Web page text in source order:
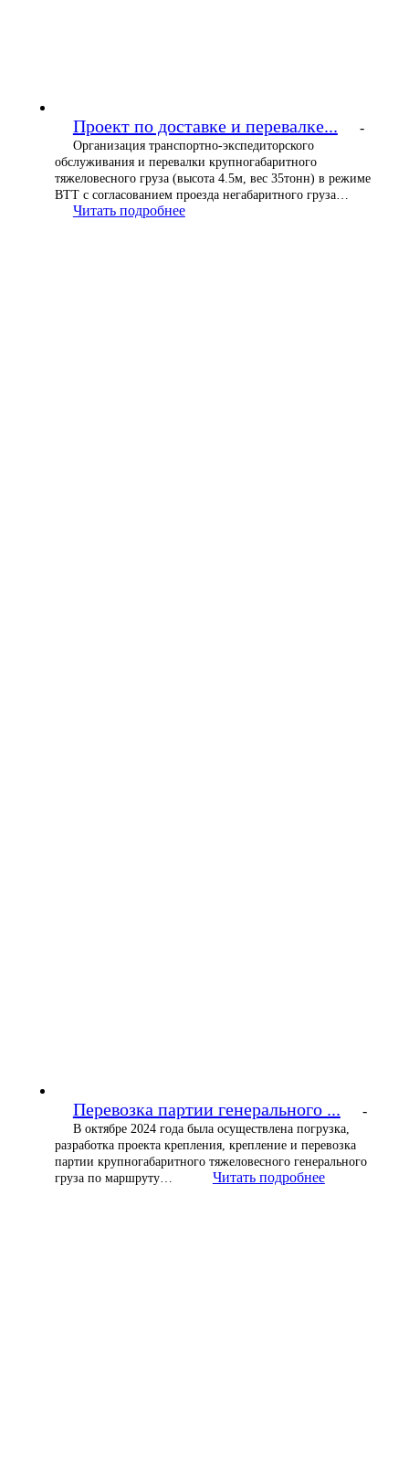
Проект по доставке и перевалке... -
Организация транспортно-экспедиторского
обслуживания и перевалки крупногабаритного
тяжеловесного груза (высота 4.5м, вес 35тонн) в режиме
ВТТ с согласованием проезда негабаритного груза…
Читать подробнее
Перевозка партии генерального ... -
В октябре 2024 года была осуществлена погрузка,
разработка проекта крепления, крепление и перевозка
партии крупногабаритного тяжеловесного генерального
груза по маршруту…
Читать подробнее